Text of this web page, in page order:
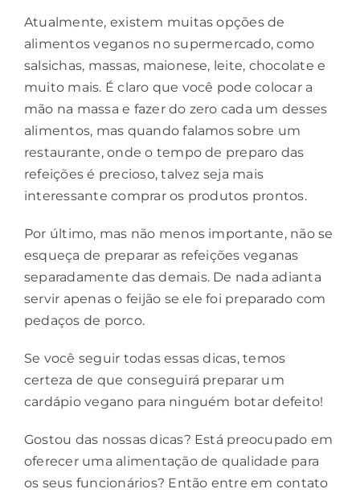
Atualmente, existem muitas opções de
alimentos veganos no supermercado, como
salsichas, massas, maionese, leite, chocolate e
muito mais. É claro que você pode colocar a
mão na massa e fazer do zero cada um desses
alimentos, mas quando falamos sobre um
restaurante, onde o tempo de preparo das
refeições é precioso, talvez seja mais
interessante comprar os produtos prontos.
Por último, mas não menos importante, não se
esqueça de preparar as refeições veganas
separadamente das demais. De nada adianta
servir apenas o feijão se ele foi preparado com
pedaços de porco.
Se você seguir todas essas dicas, temos
certeza de que conseguirá preparar um
cardápio vegano para ninguém botar defeito!
Gostou das nossas dicas? Está preocupado em
oferecer uma alimentação de qualidade para
os seus funcionários? Então entre em contato